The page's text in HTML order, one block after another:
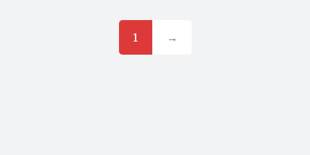
1 →